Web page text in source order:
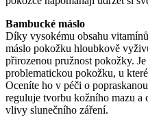
Bambucké máslo
Díky vysokému obsahu
máslo pokožku hloubkově
přirozenou pružnost pokožky.
problematickou pokožku, u
Oceníte ho v péči o
reguluje tvorbu kožního mazu a
vlivy slunečního záření.